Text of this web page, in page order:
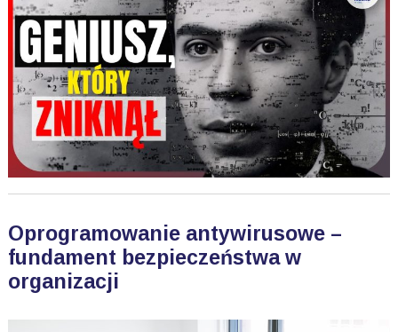
Oprogramowanie antywirusowe –
fundament bezpieczeństwa w
organizacji